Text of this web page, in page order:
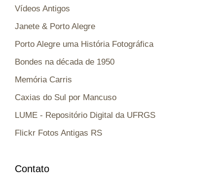
Vídeos Antigos
Janete & Porto Alegre
Porto Alegre uma História Fotográfica
Bondes na década de 1950
Memória Carris
Caxias do Sul por Mancuso
LUME - Repositório Digital da UFRGS
Flickr Fotos Antigas RS
Contato